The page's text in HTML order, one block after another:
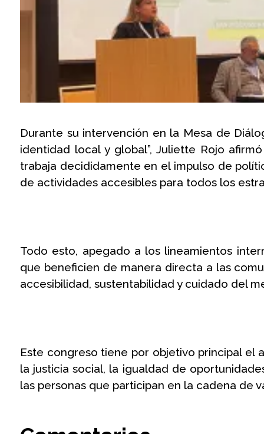
Durante su intervención en la Mesa de
identidad local y global”, Juliette Rojo
trabaja decididamente en el impulso de
de actividades accesibles para todos los
Todo esto, apegado a los lineamientos
que beneficien de manera directa a las
accesibilidad, sustentabilidad y cuidado del
Este congreso tiene por objetivo principal el
la justicia social, la igualdad de
las personas que participan en la cadena de